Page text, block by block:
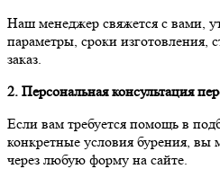
Наш менеджер свяжется с вами,
параметры, сроки изготовления,
заказ.
2. Персональная консультация
Если вам требуется помощь в
конкретные условия бурения, вы
через любую форму на сайте.